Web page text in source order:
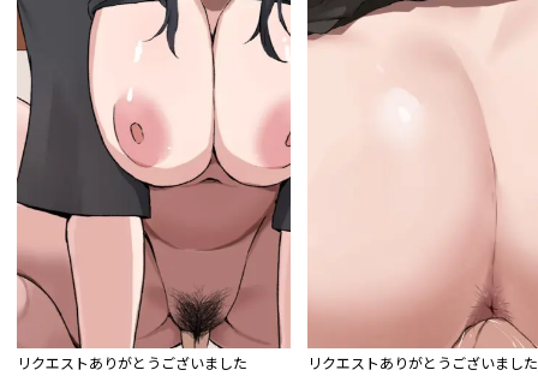
リクエストありがとうございました リクエストありがとうございました